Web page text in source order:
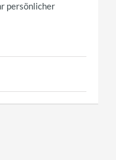
persönlicher